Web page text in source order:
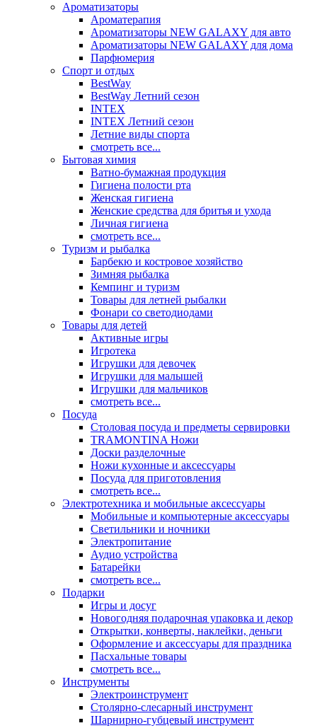
Ароматизаторы
Ароматерапия
Ароматизаторы NEW GALAXY для авто
Ароматизаторы NEW GALAXY для дома
Парфюмерия
Спорт и отдых
BestWay
BestWay Летний сезон
INTEX
INTEX Летний сезон
Летние виды спорта
смотреть все...
Бытовая химия
Ватно-бумажная продукция
Гигиена полости рта
Женская гигиена
Женские средства для бритья и ухода
Личная гигиена
смотреть все...
Туризм и рыбалка
Барбекю и костровое хозяйство
Зимняя рыбалка
Кемпинг и туризм
Товары для летней рыбалки
Фонари со светодиодами
Товары для детей
Активные игры
Игротека
Игрушки для девочек
Игрушки для малышей
Игрушки для мальчиков
смотреть все...
Посуда
Столовая посуда и предметы сервировки
TRAMONTINA Ножи
Доски разделочные
Ножи кухонные и аксессуары
Посуда для приготовления
смотреть все...
Электротехника и мобильные аксессуары
Мобильные и компьютерные аксессуары
Светильники и ночники
Электропитание
Аудио устройства
Батарейки
смотреть все...
Подарки
Игры и досуг
Новогодняя подарочная упаковка и декор
Открытки, конверты, наклейки, деньги
Оформление и аксессуары для праздника
Пасхальные товары
смотреть все...
Инструменты
Электроинструмент
Столярно-слесарный инструмент
Шарнирно-губцевый инструмент